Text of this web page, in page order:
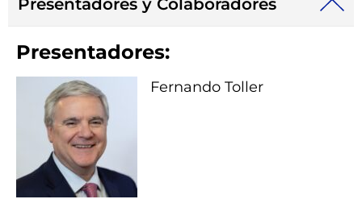
Presentadores:
Fernando Toller